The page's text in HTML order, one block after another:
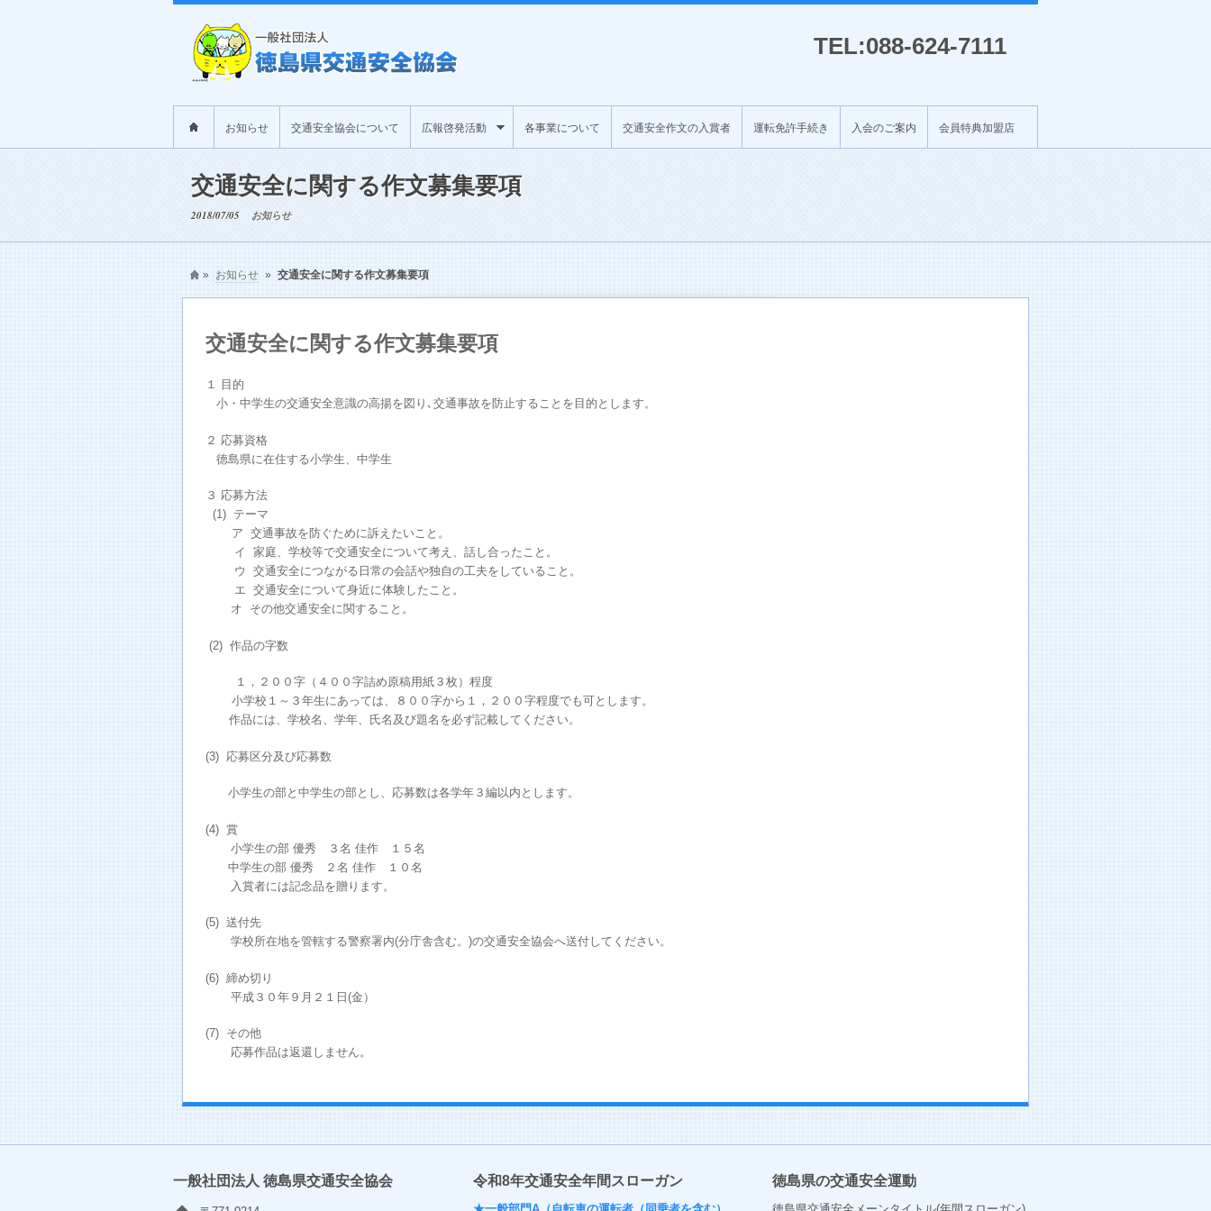
TEL:088-624-7111
お知らせ 交通安全協会について 広報啓発活動 各事業について 交通安全作文の入賞者 運転免許手続き 入会のご案内 会員特典加盟店
交通安全に関する作文募集要項
2018/07/05 お知らせ
» お知らせ » 交通安全に関する作文募集要項
交通安全に関する作文募集要項
１ 目的
小・中学生の交通安全意識の高揚を図り､交通事故を防止することを目的とします。
２ 応募資格
徳島県に在住する小学生、中学生
３ 応募方法
(1) テーマ
ア 交通事故を防ぐために訴えたいこと。
イ 家庭、学校等で交通安全について考え、話し合ったこと。
ウ 交通安全につながる日常の会話や独自の工夫をしていること。
エ 交通安全について身近に体験したこと。
オ その他交通安全に関すること。
(2) 作品の字数
１，２００字（４００字詰め原稿用紙３枚）程度
小学校１～３年生にあっては、８００字から１，２００字程度でも可とします。
作品には、学校名、学年、氏名及び題名を必ず記載してください。
(3) 応募区分及び応募数
小学生の部と中学生の部とし、応募数は各学年３編以内とします。
(4) 賞
小学生の部 優秀 ３名 佳作 １５名
中学生の部 優秀 ２名 佳作 １０名
入賞者には記念品を贈ります。
(5) 送付先
学校所在地を管轄する警察署内(分庁舎含む。)の交通安全協会へ送付してください。
(6) 締め切り
平成３０年９月２１日(金）
(7) その他
応募作品は返還しません。
一般社団法人 徳島県交通安全協会 令和8年交通安全年間スローガン 徳島県の交通安全運動